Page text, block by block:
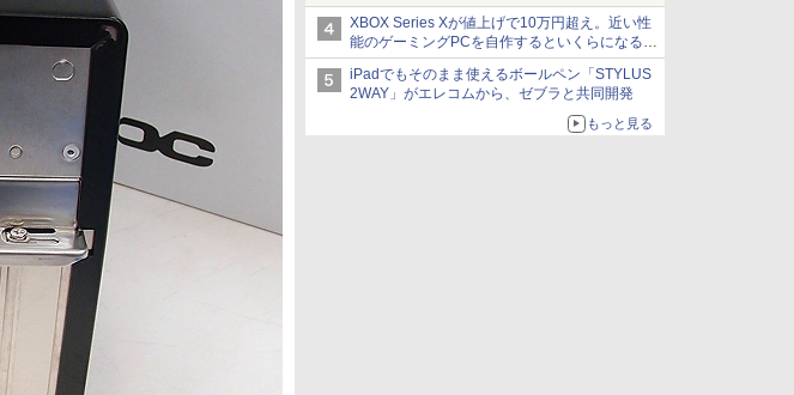
[8月前半のメモリ価格]
XBOX Series Xが値上げで10万円超え。近い性
能のゲーミングPCを自作するといくらになる？
【石田賀津男の『酒の肴にPCゲーム』】
iPadでもそのまま使えるボールペン「STYLUS
2WAY」がエレコムから、ゼブラと共同開発
もっと見る